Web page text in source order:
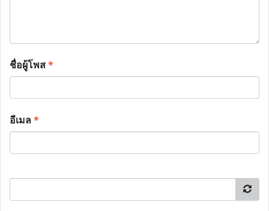
ชื่อผู้โพส*
อีเมล*